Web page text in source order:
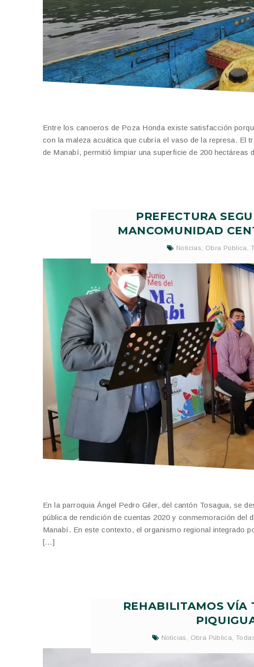
Entre los canoeros de Poza Honda existe satisfacción
con la maleza acuática que cubría el vaso de la represa. El
de Manabí, permitió limpiar una superficie de 200
PREFECTURA
MANCOMUNIDAD
Noticias, Obra Pública,
En la parroquia Ángel Pedro Giler, del cantón Tosagua, se
pública de rendición de cuentas 2020 y conmemoración del
Manabí. En este contexto, el organismo regional integrado
[…]
REHABILITAMOS VÍA
Noticias , Obra Pública,